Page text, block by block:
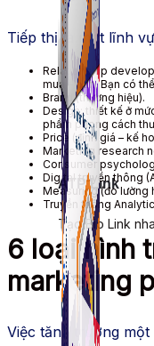
ATP Link
Tạo Bio Link
Tiếp thị là một lĩnh
Relationship
mua – bán. Bạn có
Brand (thương hiệu).
Design: thiết kế ở
phẩm phong cách
Price (định giá – kế
Marketing research
Consumer
Digital truyền thông
Measuring (đo lường
Truyền thông
6 loại hình
marketing
Việc tăng trưởng